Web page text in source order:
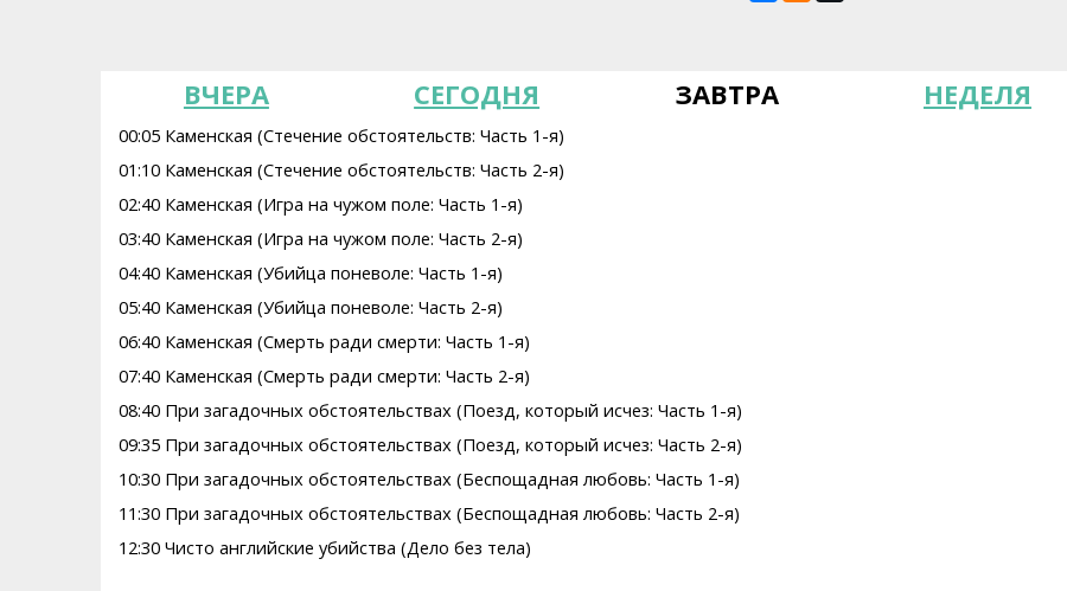
ВЧЕРА СЕГОДНЯ ЗАВТРА НЕДЕЛЯ
00:05 Каменская (Стечение обстоятельств: Часть 1-я)
01:10 Каменская (Стечение обстоятельств: Часть 2-я)
02:40 Каменская (Игра на чужом поле: Часть 1-я)
03:40 Каменская (Игра на чужом поле: Часть 2-я)
04:40 Каменская (Убийца поневоле: Часть 1-я)
05:40 Каменская (Убийца поневоле: Часть 2-я)
06:40 Каменская (Смерть ради смерти: Часть 1-я)
07:40 Каменская (Смерть ради смерти: Часть 2-я)
08:40 При загадочных обстоятельствах (Поезд, который исчез: Часть 1-я)
09:35 При загадочных обстоятельствах (Поезд, который исчез: Часть 2-я)
10:30 При загадочных обстоятельствах (Беспощадная любовь: Часть 1-я)
11:30 При загадочных обстоятельствах (Беспощадная любовь: Часть 2-я)
12:30 Чисто английские убийства (Дело без тела)